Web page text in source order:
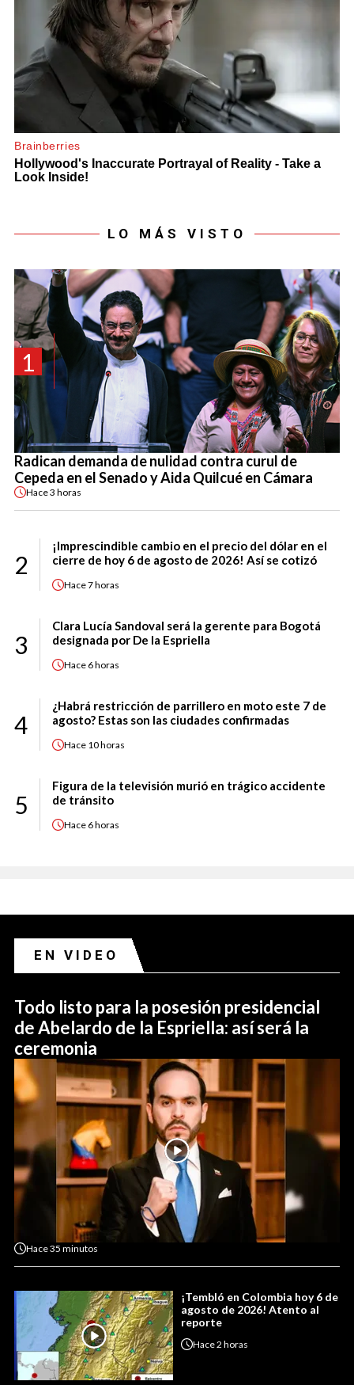
LO MÁS VISTO
1
Radican demanda de nulidad contra curul de
Cepeda en el Senado y Aida Quilcué en Cámara
Hace3 horas
2
¡Imprescindible cambio en el precio del dólar en el
cierre de hoy 6 de agosto de 2026! Así se cotizó
Hace7 horas
3
Clara Lucía Sandoval será la gerente para Bogotá
designada por De la Espriella
Hace 6 horas
4
¿Habrá restricción de parrillero en moto este 7 de
agosto? Estas son las ciudades confirmadas
Hace 10 horas
5
Figura de la televisión murió en trágico accidente
de tránsito
Hace 6 horas
EN VIDEO
Todo listo para la posesión presidencial
de Abelardo de la Espriella: así será la
ceremonia
Hace35 minutos
¡Tembló en Colombia hoy 6 de
agosto de 2026! Atento al
reporte
Hace2 horas